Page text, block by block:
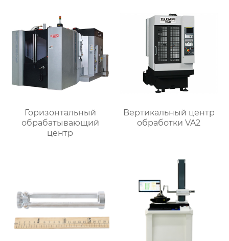
Горизонтальный
обрабатывающий
центр
Bертикальный центр
обработки VA2